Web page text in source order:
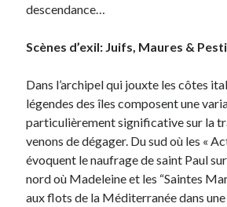
descendance…
Scènes d’exil: Juifs, Maures &
Dans l’archipel qui jouxte les côtes
légendes des îles composent une
particulièrement significative sur la
venons de dégager. Du sud où les «
évoquent le naufrage de saint Paul
nord où Madeleine et les “Saintes
aux flots de la Méditerranée dans